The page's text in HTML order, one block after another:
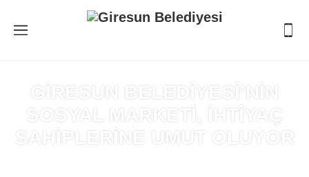
GİRESUN BELEDİYESİ’NİN
SOSYAL MARKETİ, İHTİYAÇ
SAHİPLERİNE UMUT OLUYOR